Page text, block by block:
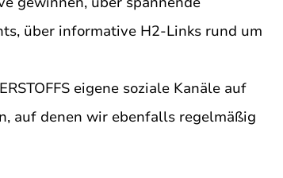
über informative H2-Links rund um
eigene soziale Kanäle auf
auf denen wir ebenfalls regelmäßig